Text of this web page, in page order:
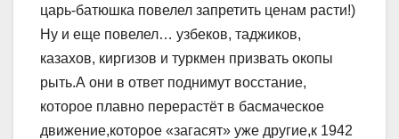
царь-батюшка повелел запретить ценам расти!)
Ну и еще повелел… узбеков, таджиков,
казахов, киргизов и туркмен призвать окопы
рыть.А они в ответ поднимут восстание,
которое плавно перерастёт в басмаческое
движение,которое «загасят» уже другие,к 1942